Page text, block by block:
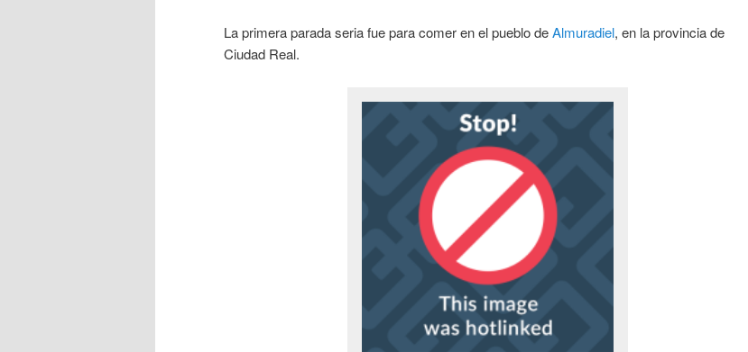
La primera parada seria fue para comer en el pueblo deAlmuradiel, en la provincia de
Ciudad Real.